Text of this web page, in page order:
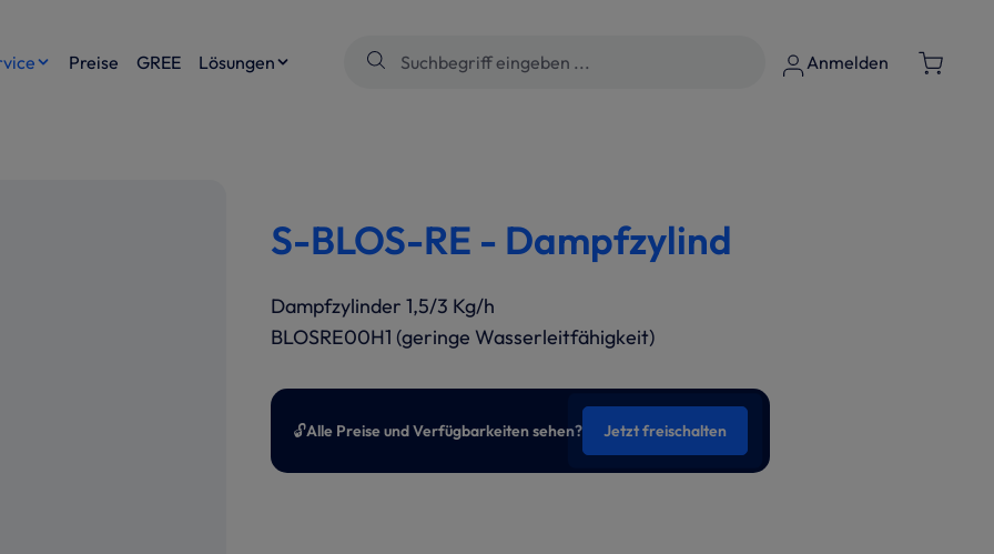
Preise GREE Lösungen Anmelden
S-BLOS-RE - Dampfzylind
Dampfzylinder 1,5/3 Kg/h
BLOSRE00H1 (geringe Wasserleitfähigkeit)
🔓Alle Preise und Verfügbarkeiten sehen? Jetzt freischalten